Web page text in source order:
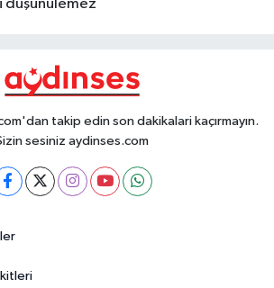
düşünülemez
takip edin son dakikalari kaçırmayın.
sesiniz aydinses.com